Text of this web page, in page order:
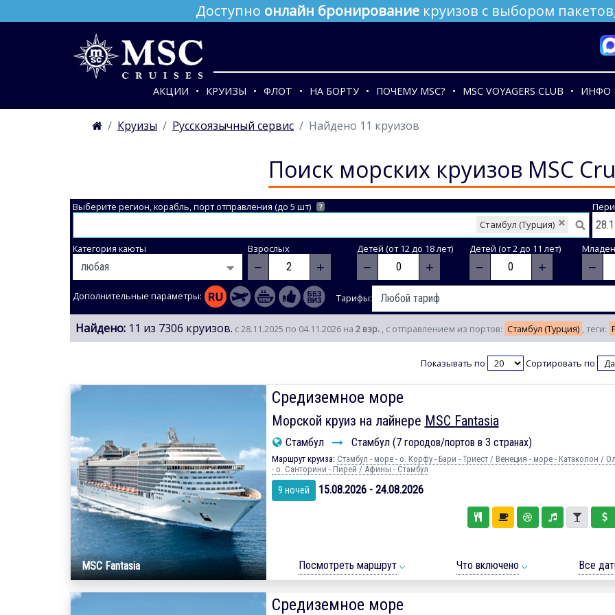
Доступно онлайн бронирование круизов с выбором
АКЦИИ КРУИЗЫ ФЛОТ НА БОРТУ ПОЧЕМУ MSC? MSC VOYAGERS CLUB ИНФО
Круизы Русскоязычный сервис Найдено 11 круизов
Поиск морских круизов MSC
Выберите регион, корабль, порт отправления (до 5 шт) ?
Стамбул (Турция)
Категория каюты Взрослых
− +
Детей (от 12 до 18 лет)
− +
Детей (от 2 до 11 лет)
− + −
Дополнительные параметры: Тарифы:
Найдено: 11 из 7306 круизов. с 28.11.2025 по 04.11.2026 на 2 взр. , с отправлением из портов: Стамбул (Турция) , теги:
Показывать по Сортировать по
MSC Fantasia
Средиземное море
Морской круиз на лайнере MSC Fantasia
Стамбул Стамбул (7 городов/портов в 3 странах)
Маршрут круиза: Стамбул - море - о. Корфу - Бари - Триест / Венеция - море - Катаколон /
- о. Санторини - Пирей / Афины - Стамбул
9 ночей 15.08.2026 - 24.08.2026
Посмотреть маршрут Что включено Все
Средиземное море